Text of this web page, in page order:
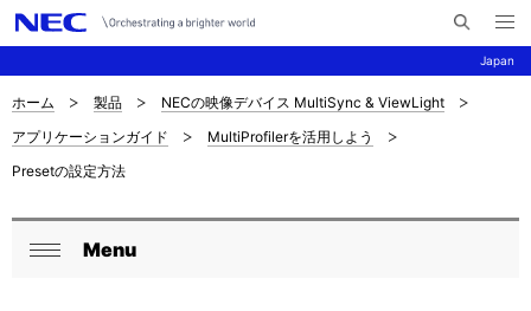
Japan
イ
メ
ニ
ュ
ナ
ビ
ー
サ
イ
内
ホーム 製品
NECの映像デバイス MultiSync & ViewLight
アプリケーションガイド
MultiProfilerを活用しよう
Presetの設定方法
ロ
Menu